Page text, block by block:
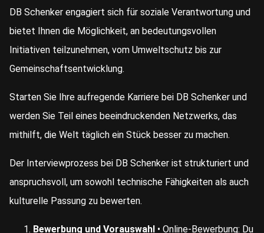
DB Schenker engagiert sich für soziale Verantwortung und
bietet Ihnen die Möglichkeit, an bedeutungsvollen
Initiativen teilzunehmen, vom Umweltschutz bis zur
Gemeinschaftsentwicklung.
Starten Sie Ihre aufregende Karriere bei DB Schenker und
werden Sie Teil eines beeindruckenden Netzwerks, das
mithilft, die Welt täglich ein Stück besser zu machen.
Der Interviewprozess bei DB Schenker ist strukturiert und
anspruchsvoll, um sowohl technische Fähigkeiten als auch
kulturelle Passung zu bewerten.
Bewerbung und Vorauswahl • Online-Bewerbung: Du